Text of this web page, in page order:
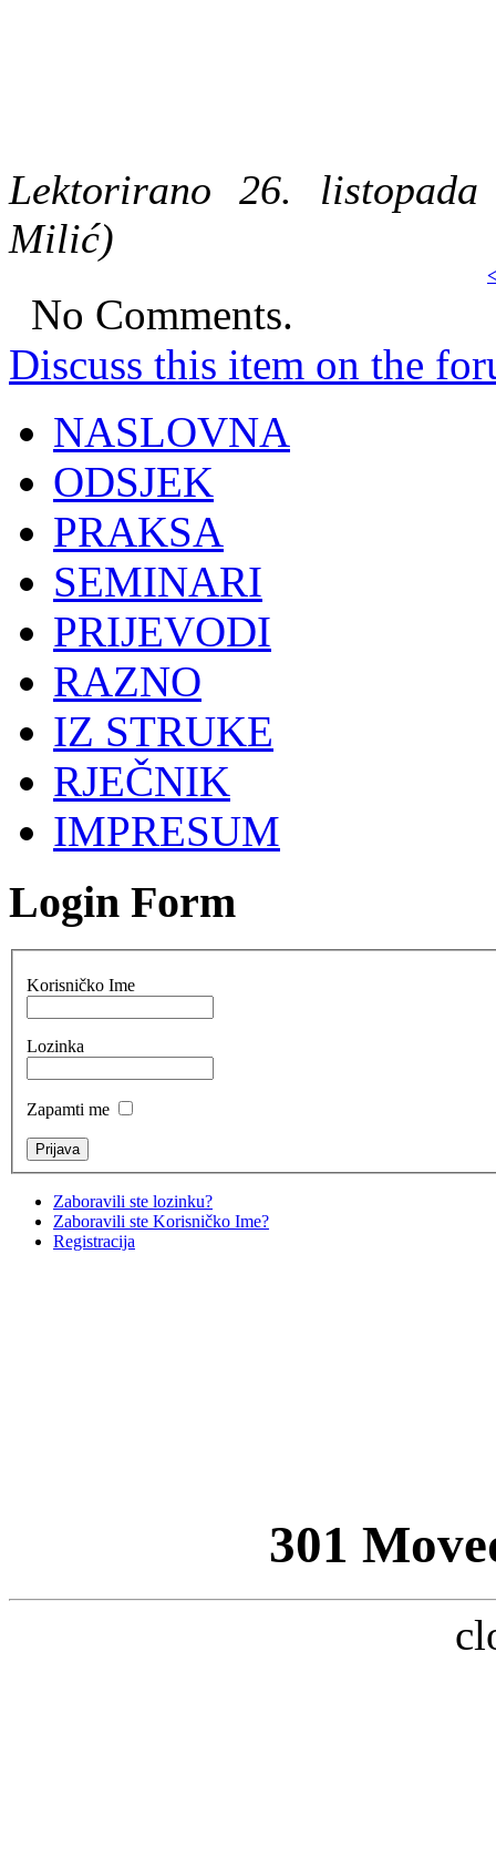
Lektorirano 26.
Milić)
No Comments.
Discuss this item on the
NASLOVNA
ODSJEK
PRAKSA
SEMINARI
PRIJEVODI
RAZNO
IZ STRUKE
RJEČNIK
IMPRESUM
Login Form
Korisničko Ime
Lozinka
Zapamti me
Zaboravili ste lozinku?
Zaboravili ste Korisničko Ime?
Registracija
301